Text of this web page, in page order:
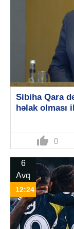
Sibiha Qara
həlak olması
thumb_up 0
6
Avq
12:24